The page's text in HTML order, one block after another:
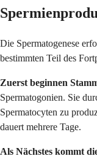
Die Spermatogenese
bestimmten Teil des
Zuerst beginnen
Spermatogonien. Sie
Spermatocyten zu
dauert mehrere Tage.
Als Nächstes kommt